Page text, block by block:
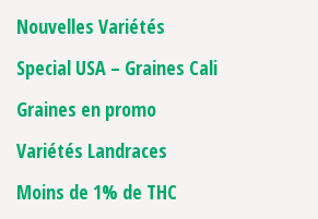
Nouvelles Variétés
Special USA – Graines Cali
Graines en promo
Variétés Landraces
Moins de 1% de THC